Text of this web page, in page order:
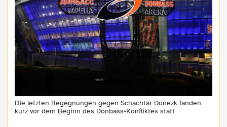
Die letzten Begegnungen gegen Schachtar Donezk fanden
kurz vor dem Beginn des Donbass-Konfliktes statt